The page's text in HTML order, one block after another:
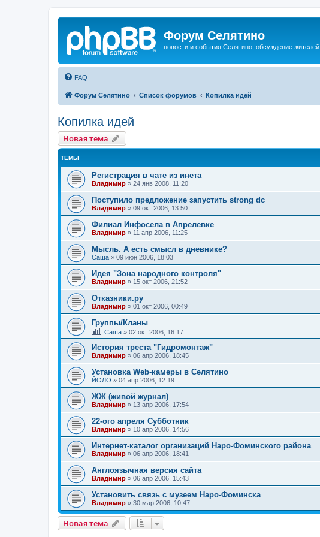
Форум Селятино
новости и события Селятино, обсуждение жителей
FAQ
Форум Селятино Список форумов Копилка идей
Копилка идей
Новая тема
ТЕМЫ
Регистрация в чате из инета
Владимир » 24 янв 2008, 11:20
Поступило предложение запустить strong dc
Владимир » 09 окт 2006, 13:50
Филиал Инфосела в Апрелевке
Владимир » 11 апр 2006, 11:25
Мысль. А есть смысл в дневнике?
Саша » 09 июн 2006, 18:03
Идея "Зона народного контроля"
Владимир » 15 окт 2006, 21:52
Отказники.ру
Владимир » 01 окт 2006, 00:49
Группы/Кланы
Саша » 02 окт 2006, 16:17
История треста "Гидромонтаж"
Владимир » 06 апр 2006, 18:45
Установка Web-камеры в Селятино
ЙОЛО » 04 апр 2006, 12:19
ЖЖ (живой журнал)
Владимир » 13 апр 2006, 17:54
22-ого апреля Субботник
Владимир » 10 апр 2006, 14:56
Интернет-каталог организаций Наро-Фоминского района
Владимир » 06 апр 2006, 18:41
Англоязычная версия сайта
Владимир » 06 апр 2006, 15:43
Установить связь с музеем Наро-Фоминска
Владимир » 30 мар 2006, 10:47
Новая тема